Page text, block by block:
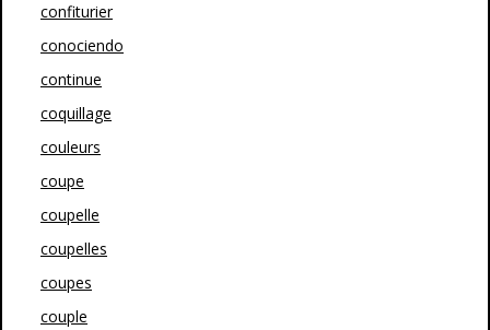
confiturier
conociendo
continue
coquillage
couleurs
coupe
coupelle
coupelles
coupes
couple